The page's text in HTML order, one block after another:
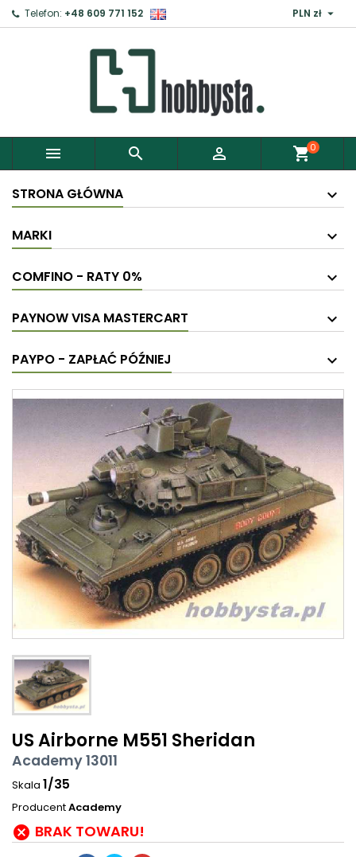
Telefon: +48 609 771 152 PLN zł 
   shopping_cart0
STRONA GŁÓWNA
MARKI
COMFINO - RATY 0%
PAYNOW VISA MASTERCART
PAYPO - ZAPŁAĆ PÓŹNIEJ
US Airborne M551 Sheridan
Academy 13011
Skala 1/35
ProducentAcademy
 BRAK TOWARU!